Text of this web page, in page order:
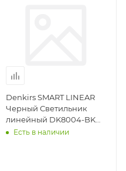
Denkirs SMART LINEAR
Черный Светильник
линейный DK8004-BK
18W DIM 3000K-6000K
Есть в наличии